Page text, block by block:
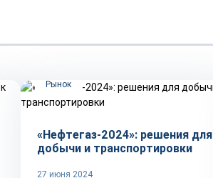
Рынок
«Нефтегаз-2024»: решения для
добычи и транспортировки
27 июня 2024